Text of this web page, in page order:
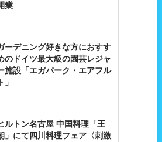
業
ーデニング好きな方におすす
のドイツ最大級の園芸レジャ
施設「エガパーク・エアフル
ト」
ルトン名古屋 中国料理「王
」にて四川料理フェア〈刺激